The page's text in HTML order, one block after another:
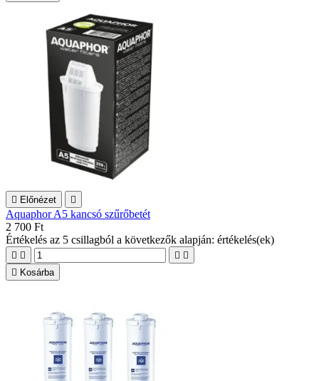
 Előnézet 
Aquaphor A5 kancsó szűrőbetét
2 700 Ft
Értékelés az 5 csillagból a következők alapján: értékelés(ek)
   
 Kosárba